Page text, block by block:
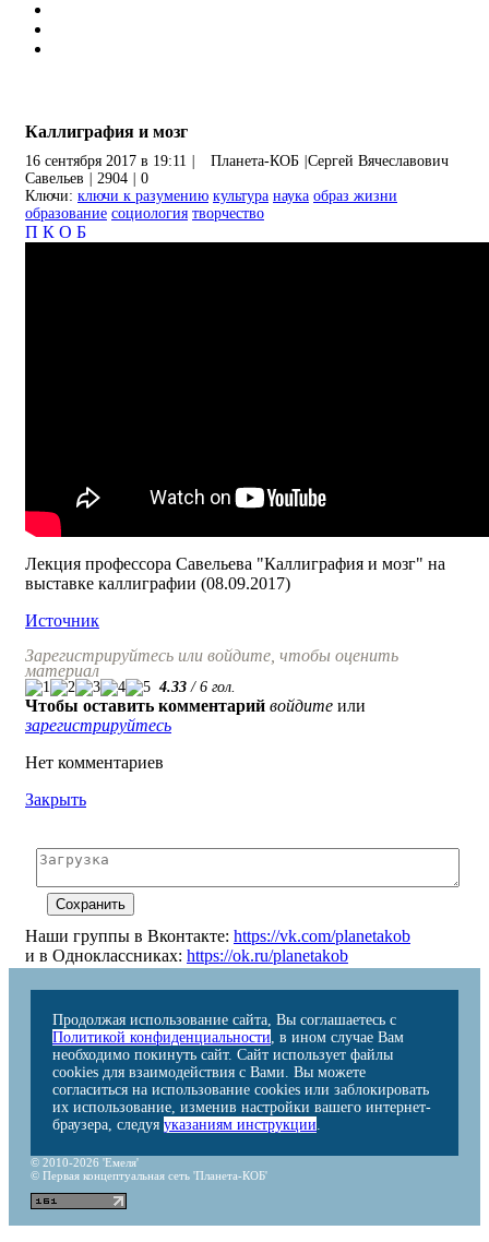
Каллиграфия и мозг
16 сентября 2017 в 19:11 Планета-КОБ Сергей Вячеславович
Савельев
2904
0
Ключи: ключи к разумению культура наука образ жизни
образование социология творчество
П К О Б
Лекция профессора Савельева "Каллиграфия и мозг" на
выставке каллиграфии (08.09.2017)
Источник
Зарегистрируйтесь или войдите, чтобы оценить
материал
4.33 / 6 гол.
Чтобы оставить комментарий войдите или
зарегистрируйтесь
Нет комментариев
Закрыть
Наши группы в Вконтакте: https://vk.com/planetakob
и в Одноклассниках: https://ok.ru/planetakob
Продолжая использование сайта, Вы соглашаетесь с
Политикой конфиденциальности, в ином случае Вам
необходимо покинуть сайт. Сайт использует файлы
cookies для взаимодействия с Вами. Вы можете
согласиться на использование cookies или заблокировать
их использование, изменив настройки вашего интернет-
браузера, следуя указаниям инструкции.
© 2010-2026 'Емеля'
© Первая концептуальная сеть 'Планета-КОБ'